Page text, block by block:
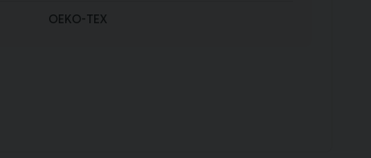
OEKO-TEX